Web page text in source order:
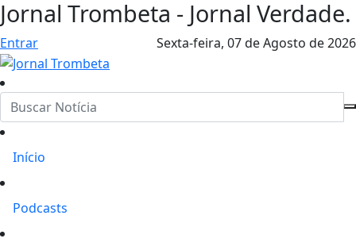
Jornal Trombeta - Jornal Verdade.
Entrar Sexta-feira, 07 de Agosto de 2026
Início
Podcasts